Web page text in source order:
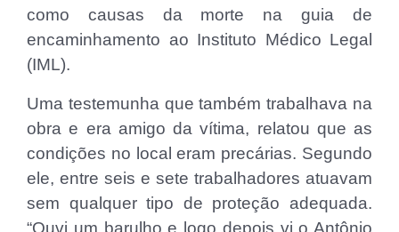
como causas da morte na guia de
encaminhamento ao Instituto Médico Legal
(IML).
Uma testemunha que também trabalhava na
obra e era amigo da vítima, relatou que as
condições no local eram precárias. Segundo
ele, entre seis e sete trabalhadores atuavam
sem qualquer tipo de proteção adequada.
“Ouvi um barulho e logo depois vi o Antônio